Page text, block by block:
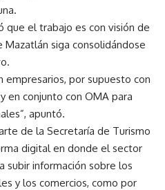
que el trabajo es con visión de
siga consolidándose
empresarios, por supuesto con
en conjunto con OMA para
apuntó.
de la Secretaría de Turismo
digital en donde el sector
subir información sobre los
y los comercios, como por